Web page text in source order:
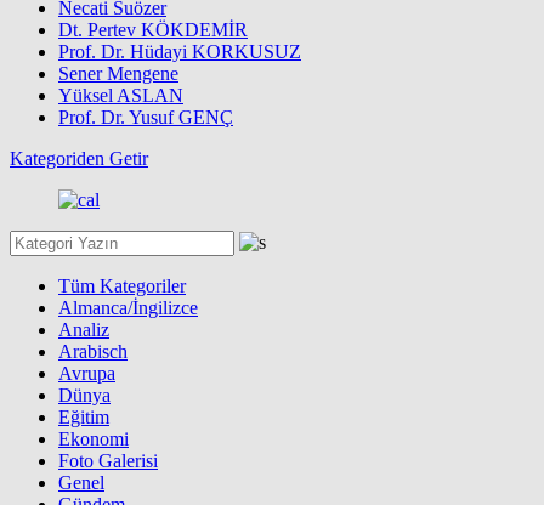
Necati Suözer
Dt. Pertev KÖKDEMİR
Prof. Dr. Hüdayi KORKUSUZ
Sener Mengene
Yüksel ASLAN
Prof. Dr. Yusuf GENÇ
Kategoriden Getir
Tüm Kategoriler
Almanca/İngilizce
Analiz
Arabisch
Avrupa
Dünya
Eğitim
Ekonomi
Foto Galerisi
Genel